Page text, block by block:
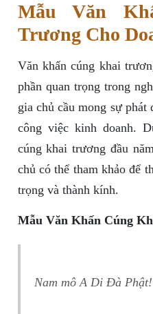
Mẫu Văn
Trương Cho
Văn khấn cúng khai
phần quan trọng trong
gia chủ cầu mong sự
công việc kinh doanh.
cúng khai trương đầu
chủ có thể tham khảo để
trọng và thành kính.
Mẫu Văn Khấn Cúng
Nam mô A Di Đà